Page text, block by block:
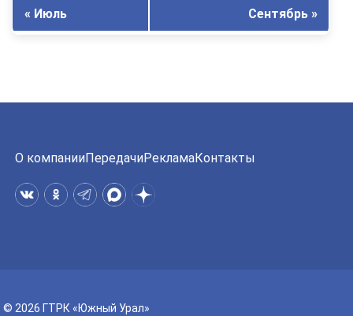
« Июль Сентябрь »
О компанииПередачиРекламаКонтакты
© 2026 ГТРК «Южный Урал»